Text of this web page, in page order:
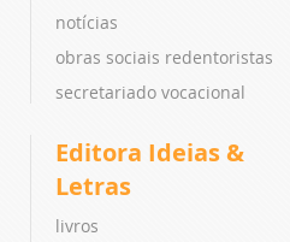
notícias
obras sociais redentoristas
secretariado vocacional
Editora Ideias &
Letras
livros